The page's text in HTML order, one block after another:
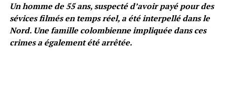
Un homme de 55 ans, suspecté d’avoir payé pour des
sévices filmés en temps réel, a été interpellé dans le
Nord. Une famille colombienne impliquée dans ces
crimes a également été arrêtée.